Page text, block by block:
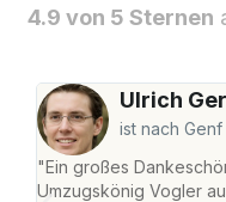
4.9 von 5 Sternen
Ulrich
ist nach
"Ein großes
Umzugskönig Vogler